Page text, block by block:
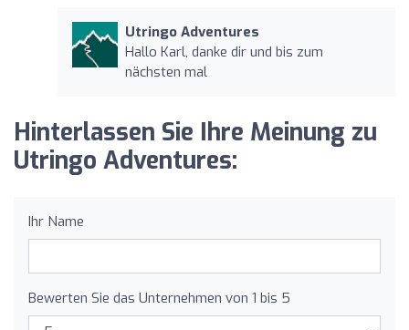
Utringo Adventures
Hallo Karl, danke dir und bis zum
nächsten mal
Hinterlassen Sie Ihre Meinung zu
Utringo Adventures:
Ihr Name
Bewerten Sie das Unternehmen von 1 bis 5